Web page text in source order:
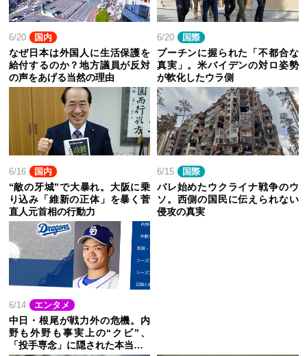
6/20 国内
なぜ日本は外国人に生活保護を
給付するのか？地方議員が反対
の声をあげる当然の理由
6/20 国際
プーチンに握られた「不都合な
真実」。米バイデンの対ロ姿勢
が軟化したウラ側
6/16 国内
“敵の牙城”で大暴れ。大阪に乗
り込み「維新の正体」を暴く菅
直人元首相の行動力
6/15 国際
バレ始めたウクライナ戦争のウ
ソ。西側の国民に伝えられない
侵攻の真実
6/14 エンタメ
中日・根尾が戦力外の危機。内
野も外野も事実上の“クビ”、
「投手専念」に隠された本当…